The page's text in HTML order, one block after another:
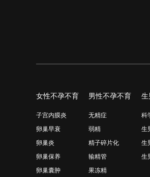
女性不孕不育
子宫内膜炎
卵巢早衰
卵巢炎
卵巢保养
卵巢囊肿
男性不孕不育
无精症
弱精
精子碎片化
输精管
果冻精
生
科
生
生
生